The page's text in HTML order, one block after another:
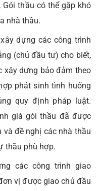
thầu có thể gặp khó
nhà thầu.
dựng các công trình
(chủ đầu tư) cho biết,
xây dựng bảo đảm theo
phát sinh tình huống
quy định pháp luật.
giá gói thầu đã được
đề nghị các nhà thầu
thầu phù hợp.
các công trình giao
vị được giao chủ đầu